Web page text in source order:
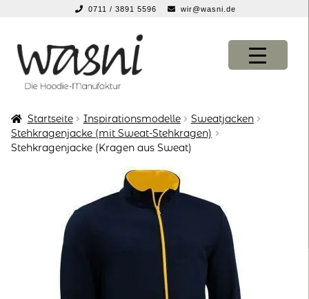
0711 / 3891 5596 wir@wasni.de
Navigation
springen
Inhalt
springen
KONFIGURATOR
KONFIGURATOR
Startseite Inspirationsmodelle
Sweatjacken
Stehkragenjacke (mit Sweat-Stehkragen)
Stehkragenjacke (Kragen aus Sweat)